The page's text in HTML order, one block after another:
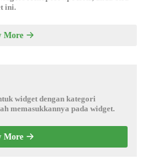
ini.
More
widget dengan kategori
memasukkannya pada widget.
More